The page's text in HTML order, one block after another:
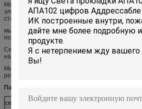
Материал впрыски ПВК и модуль приведенный
электронный провод поверхность которого
станнум.
мы имеем несколько видов патента, 7515-
популярного продукта.
Серии включают 2835 5050 5730 и так далее.
напечатаны.
Мы будем напечатанный логотип или
рекирменц.
Параметр:
серия
ПС-7515-РГБ5050-3ЛЭД